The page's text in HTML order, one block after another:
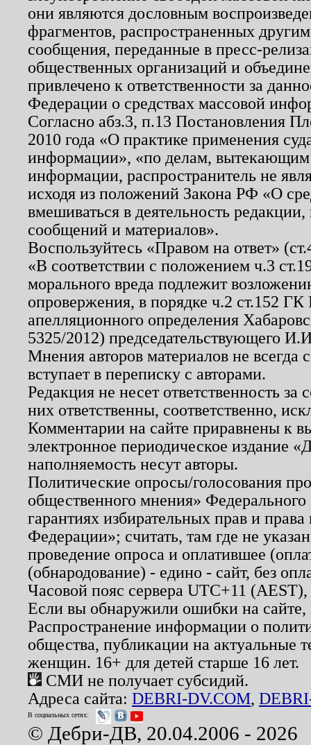
они являются дословным
фрагментов, распространенных
сообщения, переданные в пресс-
общественных организаций и
привлечено к ответственности за
Федерации о средствах массовой
Согласно абз.3, п.13 Постановления
2010 года «О практике применения
информации», «по делам, вытекающим
информации, распространитель не
исходя из положений Закона РФ «О
вмешиваться в деятельность
сообщений и материалов».
Воспользуйтесь «Правом на ответ»
«В соответствии с положением ч.3
морального вреда подлежит
опровержения, в порядке ч.2 ст.152
апелляционного определения
5325/2012) председательствующего
Мнения авторов материалов не
вступает в переписку с авторами.
Редакция не несет ответственность
них ответственны, соответственно,
Комментарии на сайте приравнены к
электронное периодическое издание
наполняемость несут авторы.
Политические опросы/голосования
общественного мнения»
гарантиях избирательных прав и
Федерации»; считать, там где не
проведение опроса и оплатившее
(обнародование) - едино - сайт, без
Часовой пояс сервера UTC+11
Если вы обнаружили ошибки на
Распространение информации о
общества, публикации на актуальные
женщин. 16+ для детей старше 16 лет.
СМИ не получает субсидий.
Адреса сайта: DEBRI-DV.COM,
В социальных сетях:
© Дебри-ДВ, 20.04.2006 - 2026